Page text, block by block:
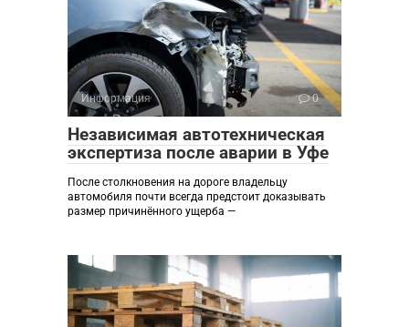
Информация 0
Независимая автотехническая
экспертиза после аварии в Уфе
После столкновения на дороге владельцу
автомобиля почти всегда предстоит доказывать
размер причинённого ущерба —